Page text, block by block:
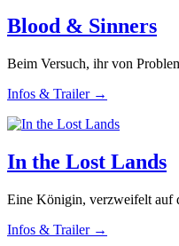
Blood & Sinners
Beim Versuch, ihr von
Infos & Trailer →
In the Lost Lands
Eine Königin, verzweifelt auf
Infos & Trailer →